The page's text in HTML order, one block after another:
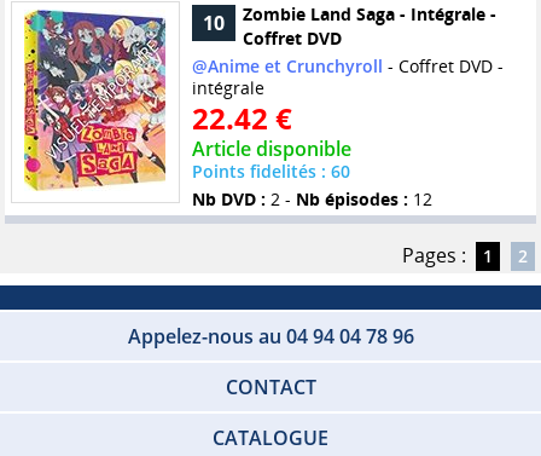
10
Zombie Land Saga - Intégrale -
Coffret DVD
@Anime et Crunchyroll - Coffret DVD -
intégrale
22.42 €
Article disponible
Points fidelités : 60
Nb DVD : 2 - Nb épisodes : 12
Pages : 1 2
Appelez-nous au 04 94 04 78 96
CONTACT
CATALOGUE